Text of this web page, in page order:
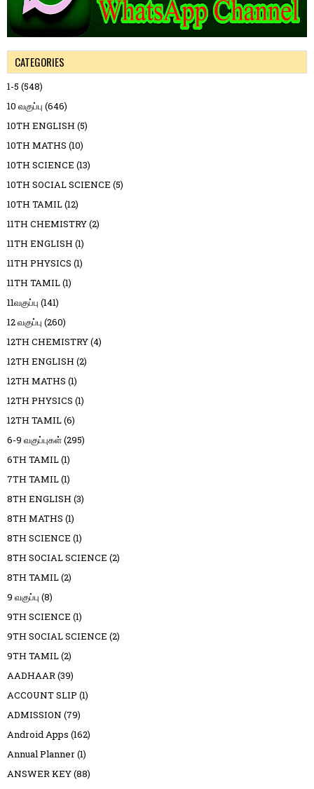
CATEGORIES
1-5 (548)
10 வகுப்பு (646)
10TH ENGLISH (5)
10TH MATHS (10)
10TH SCIENCE (13)
10TH SOCIAL SCIENCE (5)
10TH TAMIL(12)
11TH CHEMISTRY(2)
11TH ENGLISH (1)
11TH PHYSICS (1)
11TH TAMIL(1)
11வகுப்பு (141)
12 வகுப்பு (260)
12TH CHEMISTRY(4)
12TH ENGLISH (2)
12TH MATHS (1)
12TH PHYSICS (1)
12TH TAMIL(6)
6-9 வகுப்புகள்(295)
6TH TAMIL(1)
7TH TAMIL(1)
8TH ENGLISH (3)
8TH MATHS (1)
8TH SCIENCE (1)
8TH SOCIAL SCIENCE (2)
8TH TAMIL(2)
9 வகுப்பு (8)
9TH SCIENCE (1)
9TH SOCIAL SCIENCE (2)
9TH TAMIL(2)
AADHAAR(39)
ACCOUNT SLIP (1)
ADMISSION (79)
Android Apps (162)
Annual Planner(1)
ANSWER KEY(88)